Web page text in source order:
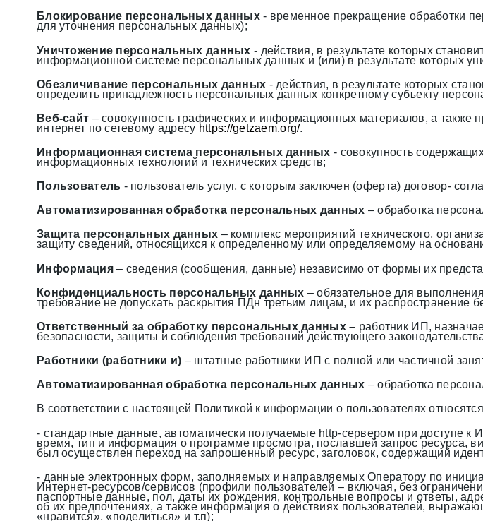
Блокирование персональных данных- временное прекращение обработки
для уточнения персональных данных);
Уничтожение персональных данных - действия, в результате которых
информационной системе персональных данных и (или) в результате которых
Обезличивание персональных данных - действия, в результате которых
определить принадлежность персональных данных конкретному субъекту
Веб-сайт – совокупность графических и информационных материалов, а
интернет по сетевому адресу https://getzaem.org/.
Информационная система персональных данных - совокупность
информационных технологий и технических средств;
Пользователь - пользователь услуг, с которым заключен (оферта) договор-
Автоматизированная обработка персональных данных – обработка
Защита персональных данных – комплекс мероприятий технического,
защиту сведений, относящихся к определенному или определяемому на
Информация– сведения (сообщения, данные) независимо от формы их
Конфиденциальность персональных данных – обязательное для
требование не допускать раскрытия ПДн третьим лицам, и их распространение
Ответственный за обработку персональных данных – работник ИП,
безопасности, защиты и соблюдения требований действующего
Работники (работники и) – штатные работники ИП с полной или частичной
Автоматизированная обработка персональных данных – обработка
В соответствии с настоящей Политикой к информации о пользователях
- стандартные данные, автоматически получаемые http-сервером при доступе к
время, тип и информация о программе просмотра, пославшей запрос ресурса,
был осуществлен переход на запрошенный ресурс, заголовок, содержащий
- данные электронных форм, заполняемых и направляемых Оператору по
Интернет-ресурсов/сервисов (профили пользователей – включая, без
паспортные данные, пол, даты их рождения, контрольные вопросы и ответы,
об их предпочтениях, а также информация о действиях пользователей,
«нравится», «поделиться» и т.п);